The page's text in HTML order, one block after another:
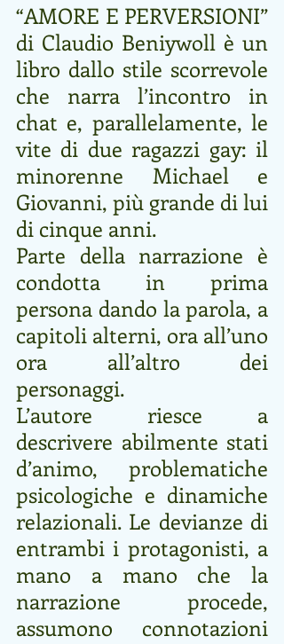
“AMORE E PERVERSIONI”
di Claudio Beniywoll è un
libro dallo stile scorrevole
che narra l’incontro in
chat e, parallelamente, le
vite di due ragazzi gay: il
minorenne Michael e
Giovanni, più grande di lui
di cinque anni.
Parte della narrazione è
condotta in prima
persona dando la parola, a
capitoli alterni, ora all’uno
ora all’altro dei
personaggi.
L’autore riesce a
descrivere abilmente stati
d’animo, problematiche
psicologiche e dinamiche
relazionali. Le devianze di
entrambi i protagonisti, a
mano a mano che la
narrazione procede,
assumono connotazioni